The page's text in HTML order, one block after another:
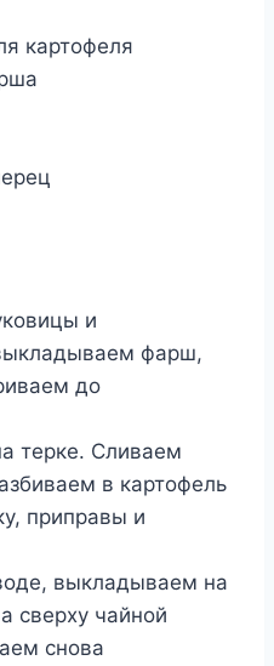
картофеля
и
фарш,
до
терке. Сливаем
в картофель
приправы и
выкладываем на
сверху чайной
снова